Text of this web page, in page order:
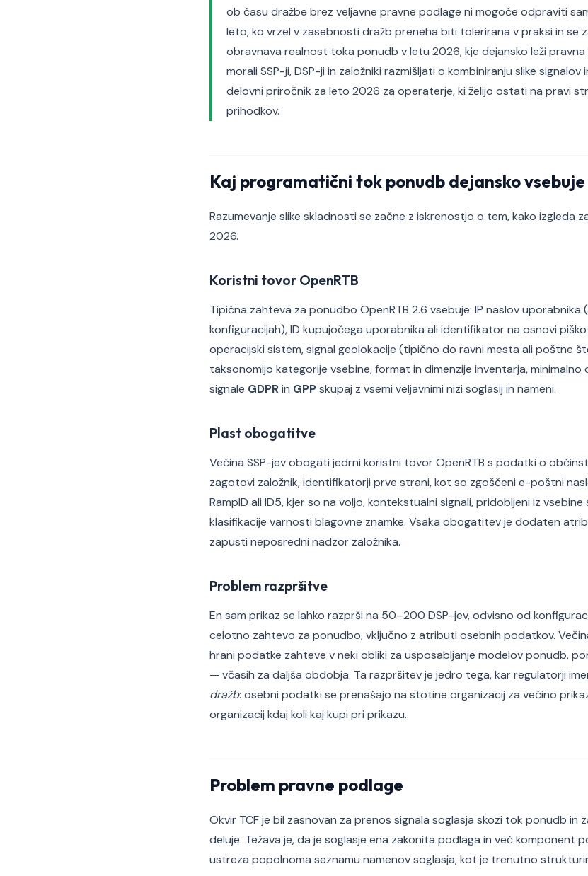
ob času dražbe brez veljavne pravne podlage ni mogoče odpraviti
leto, ko vrzel v zasebnosti dražb preneha biti tolerirana v praksi in se
obravnava realnost toka ponudb v letu 2026, kje dejansko leži
morali SSP-ji, DSP-ji in založniki razmišljati o kombiniranju slike
delovni priročnik za leto 2026 za operaterje, ki želijo ostati na pravi
prihodkov.
Kaj programatični tok ponudb dejansko vsebuje
Razumevanje slike skladnosti se začne z iskrenostjo o tem, kako izgleda
2026.
Koristni tovor OpenRTB
Tipična zahteva za ponudbo OpenRTB 2.6 vsebuje: IP naslov uporabnika
konfiguracijah), ID kupujočega uporabnika ali identifikator na osnovi
operacijski sistem, signal geolokacije (tipično do ravni mesta ali poštne
taksonomijo kategorije vsebine, format in dimenzije inventarja,
signale GDPRin GPPskupaj z vsemi veljavnimi nizi soglasij in nameni.
Plast obogatitve
Večina SSP-jev obogati jedrni koristni tovor OpenRTB s podatki o
zagotovi založnik, identifikatorji prve strani, kot so zgoščeni e-poštni
RampID ali ID5, kjer so na voljo, kontekstualni signali, pridobljeni iz
klasifikacije varnosti blagovne znamke. Vsaka obogatitev je dodaten
zapusti neposredni nadzor založnika.
Problem razpršitve
En sam prikaz se lahko razprši na 50–200 DSP-jev, odvisno od
celotno zahtevo za ponudbo, vključno z atributi osebnih podatkov.
hrani podatke zahteve v neki obliki za usposabljanje modelov ponudb,
— včasih za daljša obdobja. Ta razpršitev je jedro tega, kar regulatorji
dražb: osebni podatki se prenašajo na stotine organizacij za večino
organizacij kdaj koli kaj kupi pri prikazu.
Problem pravne podlage
Okvir TCF je bil zasnovan za prenos signala soglasja skozi tok ponudb in
deluje. Težava je, da je soglasje ena zakonita podlaga in več komponent
ustreza popolnoma seznamu namenov soglasja, kot je trenutno